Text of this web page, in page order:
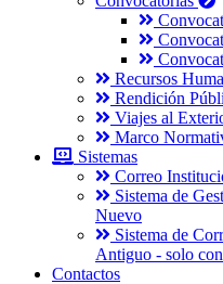
Recursos
Rendición
Viajes al
Marco
Sistemas
Correo
Sistema de
Nuevo
Sistema de
Antiguo - solo
Contactos